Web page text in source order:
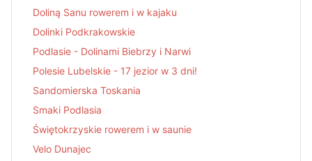
Doliną Sanu rowerem i w kajaku
Dolinki Podkrakowskie
Podlasie - Dolinami Biebrzy i Narwi
Polesie Lubelskie - 17 jezior w 3 dni!
Sandomierska Toskania
Smaki Podlasia
Świętokrzyskie rowerem i w saunie
Velo Dunajec